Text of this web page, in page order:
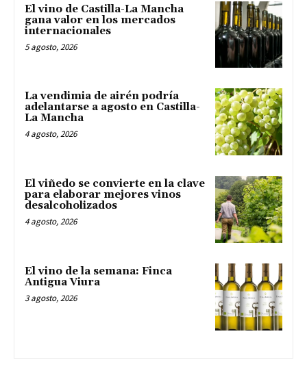
El vino de Castilla-La Mancha
gana valor en los mercados
internacionales
5 agosto, 2026
La vendimia de airén podría
adelantarse a agosto en Castilla-
La Mancha
4 agosto, 2026
El viñedo se convierte en la clave
para elaborar mejores vinos
desalcoholizados
4 agosto, 2026
El vino de la semana: Finca
Antigua Viura
3 agosto, 2026